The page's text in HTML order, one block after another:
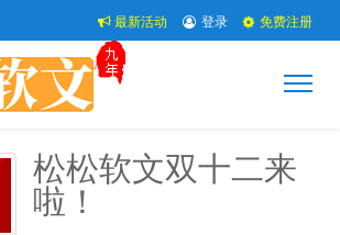
最新活动 登录 免费注册
松松软文双十二来
啦！